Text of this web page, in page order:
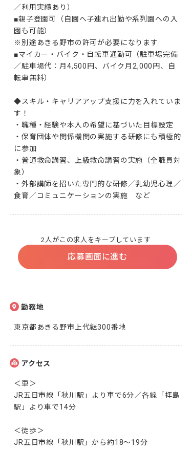
／利用実績あり）
■親子登園可（自園へ子連れ出勤や系列園への入
園も可能）
※別途あきる野市の許可が必要になります
■マイカー・バイク・自転車通勤可（駐車場完備
／駐車場代：月4,500円、バイク月2,000円、自
転車無料）
◆スキル・キャリアアップ支援に力を入れていま
す！
・職種・経験や本人の希望に基づいた目標設定
・保育団体や関係機関の実施する研修にも積極的
に参加
・普通救命講習、上級救命講習の実施（全職員対
象）
・外部講師を招いた専門的な研修／乳幼児心理／
食育／コミュニケーションの実施　など
2人がこの求人をキープしています
応募画面に進む
勤務地
東京都あきる野市上代継300番地
アクセス
＜車＞
JR五日市線「秋川駅」より車で6分／各線「拝島
駅」より車で14分
＜徒歩＞
JR五日市線「秋川駅」から約18～19分